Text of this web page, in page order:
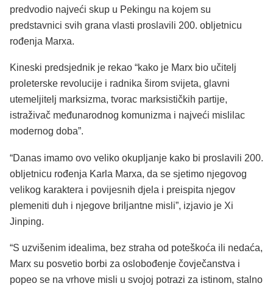
predvodio najveći skup u Pekingu na kojem su
predstavnici svih grana vlasti proslavili 200. obljetnicu
rođenja Marxa.
Kineski predsjednik je rekao “kako je Marx bio učitelj
proleterske revolucije i radnika širom svijeta, glavni
utemeljitelj marksizma, tvorac marksističkih partije,
istraživač međunarodnog komunizma i najveći mislilac
modernog doba”.
“Danas imamo ovo veliko okupljanje kako bi proslavili 200.
obljetnicu rođenja Karla Marxa, da se sjetimo njegovog
velikog karaktera i povijesnih djela i preispita njegov
plemeniti duh i njegove briljantne misli”, izjavio je Xi
Jinping.
“S uzvišenim idealima, bez straha od poteškoća ili nedaća,
Marx su posvetio borbi za oslobođenje čovječanstva i
popeo se na vrhove misli u svojoj potrazi za istinom, stalno